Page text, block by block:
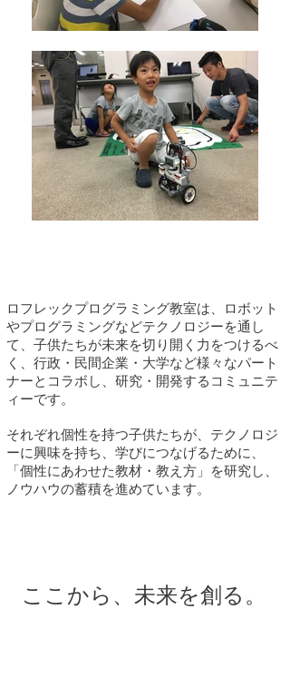
ロフレックプログラミング教室は、ロボット
やプログラミングなどテクノロジーを通し
て、子供たちが未来を切り開く力をつけるべ
く、行政・民間企業・大学など様々なパート
ナーとコラボし、研究・開発するコミュニテ
ィーです。
それぞれ個性を持つ子供たちが、テクノロジ
ーに興味を持ち、学びにつなげるために、
「個性にあわせた教材・教え方」を研究し、
ノウハウの蓄積を進めています。
ここから、 未来を創る。